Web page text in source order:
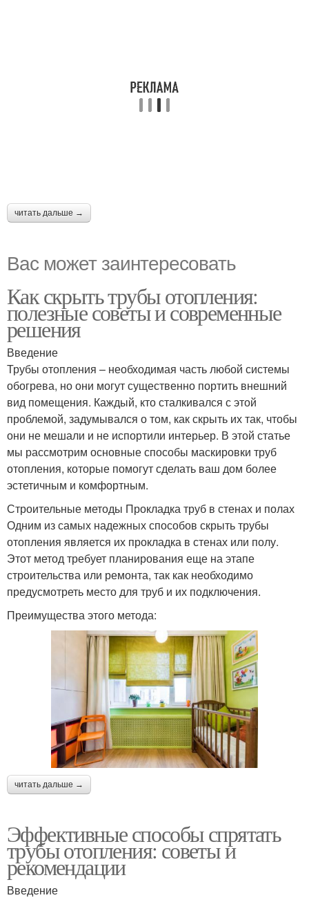
читать дальше →
Вас может заинтересовать
Как скрыть трубы отопления:
полезные советы и современные
решения
Введение
Трубы отопления – необходимая часть любой системы
обогрева, но они могут существенно портить внешний
вид помещения. Каждый, кто сталкивался с этой
проблемой, задумывался о том, как скрыть их так, чтобы
они не мешали и не испортили интерьер. В этой статье
мы рассмотрим основные способы маскировки труб
отопления, которые помогут сделать ваш дом более
эстетичным и комфортным.
Строительные методы Прокладка труб в стенах и полах
Одним из самых надежных способов скрыть трубы
отопления является их прокладка в стенах или полу.
Этот метод требует планирования еще на этапе
строительства или ремонта, так как необходимо
предусмотреть место для труб и их подключения.
Преимущества этого метода:
читать дальше →
Эффективные способы спрятать
трубы отопления: советы и
рекомендации
Введение